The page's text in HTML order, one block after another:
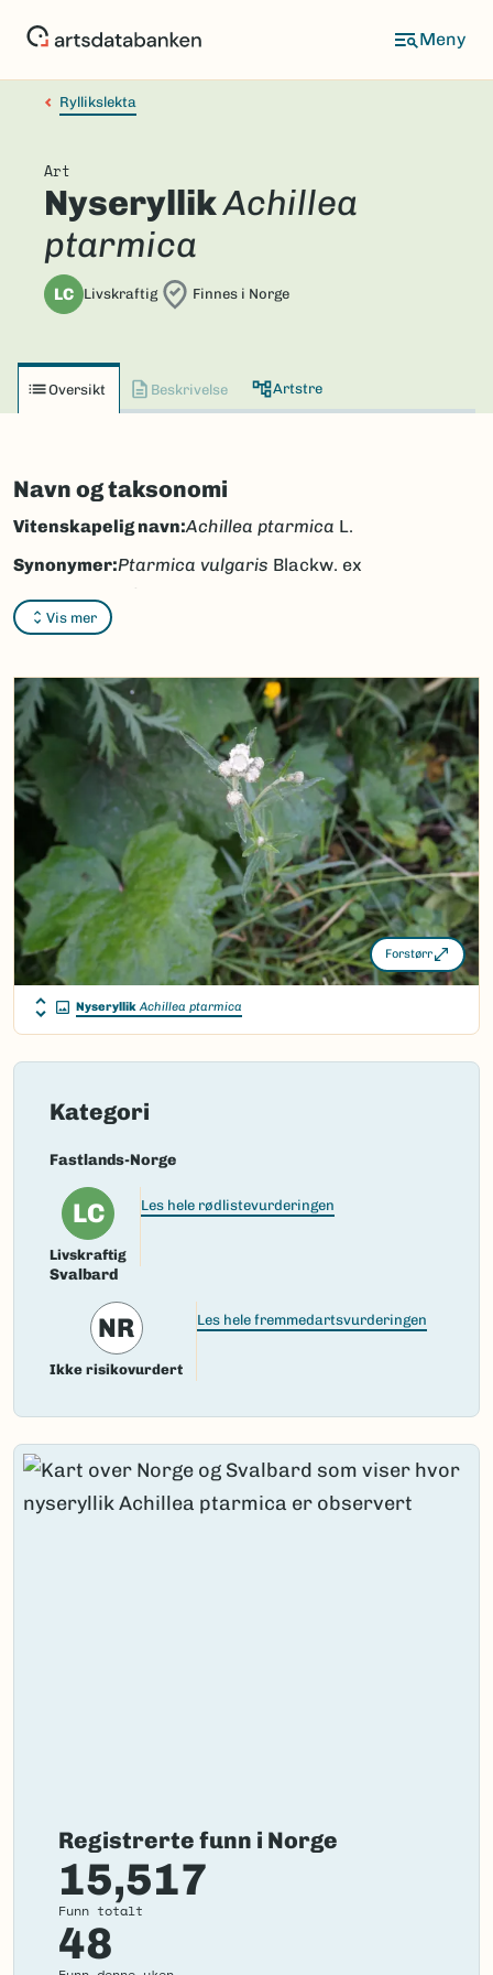
Ryllikslekta
Art
NyseryllikAchillea
ptarmica
LC Livskraftig Finnes i Norge
Oversikt Beskrivelse Artstre
Navn og taksonomi
Vis mer
Vitenskapelig navn:Achillea ptarmica L.
Synonymer:Ptarmica vulgaris Blackw. ex
DC.
Bokmål:nyseryllik
Nynorsk:nyseryllik
Nordsamisk/Davvisámegiella:gastinrássi
Vitenskapelig navn ID:100396
Takson ID:
129993
Gå til Nortaxa for flere detaljer
(Ekstern lenke)
Forstørr
Nyseryllik Achillea ptarmica
Kategori
Fastlands-Norge
LC
Livskraftig
Les hele rødlistevurderingen
Svalbard
NR
Ikke risikovurdert
Les hele fremmedartsvurderingen
Registrerte funn i Norge
15,517
Funn totalt
48